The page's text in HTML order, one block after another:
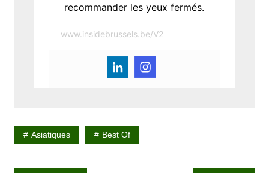
recommander les yeux fermés.
www.insidebrussels.be/V2
Asiatiques Best Of